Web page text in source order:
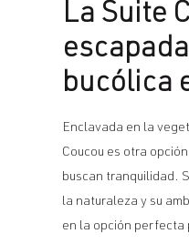
La Suite
bucólica
Enclavada en la
Coucou es otra
buscan tranquilidad.
la naturaleza y su
en la opción perfecta